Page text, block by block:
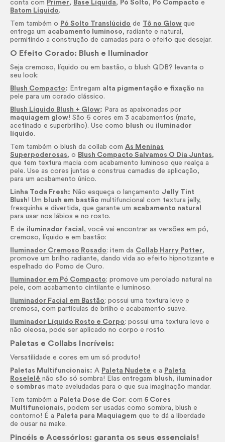
conta com Primer, Base Líquida, Pó Solto, Pó Compacto e
Batom Líquido.
Tem também o Pó Solto Translúcido de Tô no Glow que
entrega um acabamento luminoso, radiante e natural,
permitindo a construção de camadas para o efeito que desejar.
O Efeito Corado: Blush e Iluminador
Seja cremoso, líquido ou em bastão, o blush QDB? levanta o
seu look:
Blush Compacto: Entregam alta pigmentação e fixação na
pele para um corado clássico.
Blush Líquido Blush + Glow: Para as apaixonadas por
maquiagem glow! São 6 cores em 3 acabamentos (mate,
acetinado e superbrilho). Use como blush ou iluminador
líquido.
Tem também o blush da collab comAs Meninas
Superpoderosas, o Blush Compacto Salvamos O Dia Juntas,
que tem textura macia com acabamento luminoso que realça a
pele. Use as cores juntas e construa camadas de aplicação,
para um acabamento único.
Linha Toda Fresh: Não esqueça o lançamento Jelly Tint
Blush! Um blush em bastão multifuncional com textura jelly,
fresquinha e divertida, que garante um acabamento natural
para usar nos lábios e no rosto.
E de iluminador facial , você vai encontrar as versões em pó,
cremoso, líquido e em bastão:
Iluminador Cremoso Rosado: item da Collab Harry Potter,
promove um brilho radiante, dando vida ao efeito hipnotizante e
espelhado do Pomo de Ouro.
Iluminador em Pó Compacto: promove um perolado natural na
pele, com acabamento cintilante e luminoso.
Iluminador Facial em Bastão: possui uma textura leve e
cremosa, com partículas de brilho e acabamento suave.
Iluminador Líquido Rosto e Corpo: possui uma textura leve e
não oleosa, pode ser aplicado no corpo e rosto.
Paletas e Collabs Incríveis:
Versatilidade e cores em um só produto!
Paletas Multifuncionais: A Paleta Nudete e a Paleta
Roselelê não são só sombra! Elas entregam blush, iluminador
e sombras mate aveludadas para o que sua imaginação mandar.
Tem também a Paleta Dose de Cor: com5 Cores
Multifuncionais, podem ser usadas como sombra, blush e
contorno! É a Paleta para Maquiagem que te dá a liberdade
de ousar namake.
Pincéis e Acessórios: garanta os seus essenciais!